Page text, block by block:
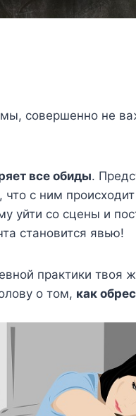
совершенно не
все обиды.
с ним
уйти со сцены и
становится явью!
практики твоя
о том, как